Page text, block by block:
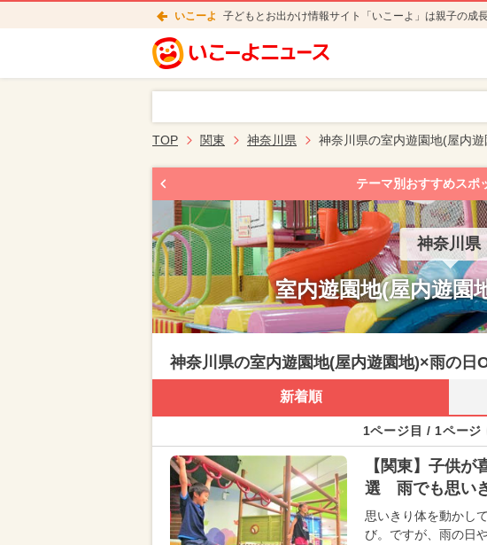
いこーよ 子どもとお出かけ情報サイト「いこーよ」は親子の成
TOP 関東 神奈川県 神奈川県の室内遊園地(屋内
テーマ別おすすめスポ
神奈川県
室内遊園地(屋内遊園
神奈川県の室内遊園地(屋内遊園地)×雨の日
新着順
1ページ目 / 1ページ
【関東】子供
選 雨でも思い
思いきり体を動かし
び。ですが、雨の日